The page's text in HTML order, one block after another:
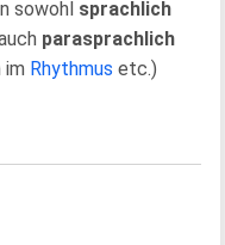
sowohl sprachlich
parasprachlich
im Rhythmus etc.)